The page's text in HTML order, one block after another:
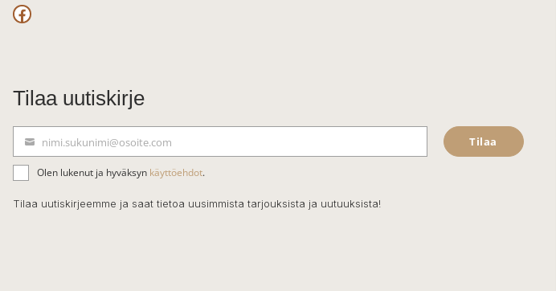
Facebook
Tilaa uutiskirje
ä
h
k
nimi.sukunimi@osoite.com Tilaa
Olen lukenut ja hyväksyn käyttöehdot.
Tilaa uutiskirjeemme ja saat tietoa uusimmista tarjouksista ja uutuuksista!